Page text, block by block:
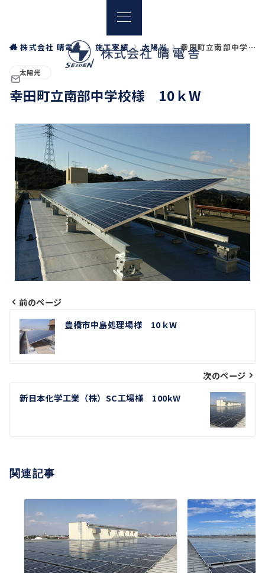
株式会社 晴電舎 施工実績 太陽光 幸田町立南部中学校様 10ｋW
太陽光
幸田町立南部中学校様 10ｋW
投
稿
ナ
ビ
ョ
前のページ
豊橋市中島処理場様 10ｋW
次のページ
新日本化学工業（株）SC工場様 100kW
関連記事